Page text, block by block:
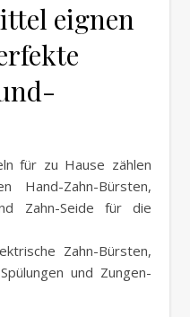
eignen
für zu Hause zählen
Hand-Zahn-Bürsten,
Zahn-Seide für die
Zahn-Bürsten,
und Zungen-